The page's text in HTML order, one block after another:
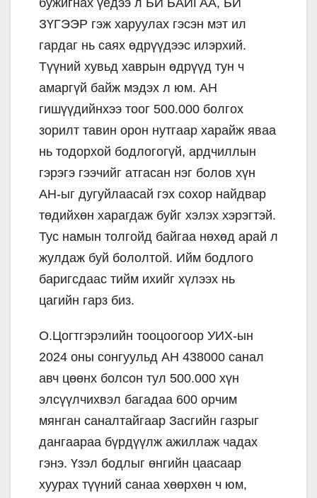
бужигнах үедээ л БИ БАЙГАА, БИ
ЗҮГЭЭР гэж харуулах гэсэн мэт ил
гардаг нь саях өдрүүдээс илэрхий.
Түүний хувьд хаврын өдрүүд тун ч
амаргүй байж мэдэх л юм. АН
гишүүдийнхээ тоог 500.000 болгох
зорилт тавин орон нутгаар харайж яваа
нь тодорхой бодлогогүй, ардчиллын
гэрэгэ гээчийг атгасан нэг болов хүн
АН-ыг дугуйлаасай гэх сохор найдвар
төдийхөн харагдаж буйг хэлэх хэрэгтэй.
Тус намын толгойд байгаа нөхөд арай л
жулдаж буй бололтой. Ийм бодлого
баригсдаас тийм ихийг хүлээх нь
цагийн гарз биз.
О.Цогтгэрэлийн тооцоогоор УИХ-ын
2024 оны сонгуульд АН 438000 санал
авч цөөнх болсон тул 500.000 хүн
элсүүлчихвэл багадаа 600 орчим
мянган саналтайгаар Засгийн газрыг
дангаараа бүрдүүлж ажиллаж чадах
гэнэ. Үзэл бодлыг өнгийн цаасаар
хуурах түүний санаа хөөрхөн ч юм,